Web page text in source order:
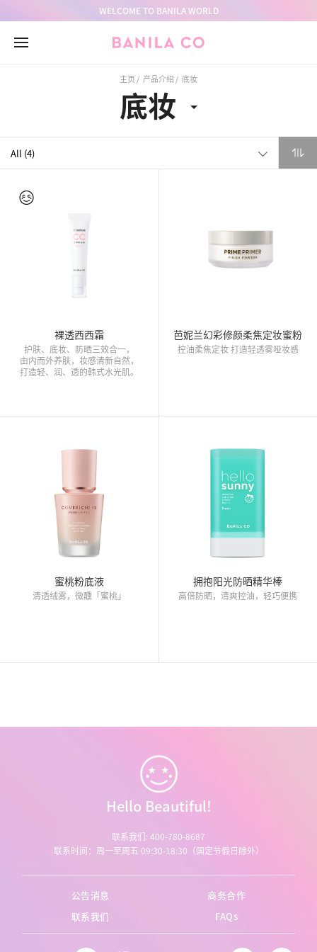
to
header
to
container
to
footer
WELCOME TO BANILA WORLD
主页 产品介绍 底妆
底妆
裸透西西霜
护肤、底妆、防晒三效合一，
由内而外养肤，妆感清新自然，
打造轻、润、透的韩式水光肌。
芭妮兰幻彩修颜柔焦定妆蜜粉
控油柔焦定妆 打造轻透雾哑妆感
蜜桃粉底液
清透绒雾，微醺「蜜桃」
拥抱阳光防晒精华棒
高倍防晒，清爽控油，轻巧便携
Hello Beautiful!
联系我们: 400-780-8687
联系时间：周一至周五 09:30-18:30（国定节假日除外）
公告消息
商务合作
联系我们
FAQs